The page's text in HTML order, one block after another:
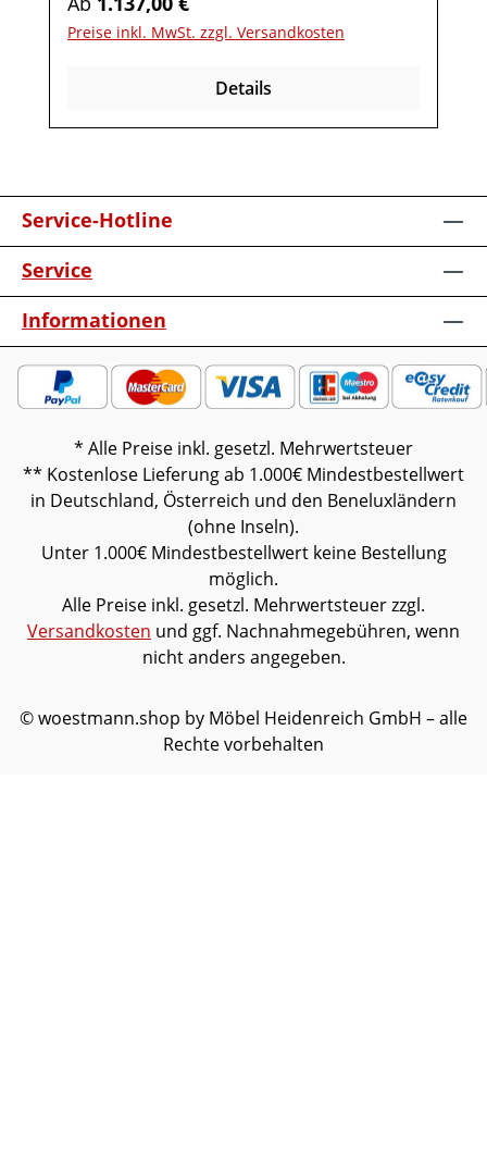
Repeater mit
AufstellerKabelausfräsungUnterboden-
vormontiert (Restmontage kann
enthalten. Abbildung kann abweichen.
Preise inkl. MwSt. zzgl. Versandkosten
Details
Service-Hotline
Service
Informationen
* Alle Preise inkl. gesetzl. Mehrwertsteuer
** Kostenlose Lieferung ab 1.000€ Mindestbestellwert
in Deutschland, Österreich und den Beneluxländern
(ohne Inseln).
Unter 1.000€ Mindestbestellwert keine Bestellung
möglich.
Alle Preise inkl. gesetzl. Mehrwertsteuer zzgl.
Versandkosten und ggf. Nachnahmegebühren, wenn
nicht anders angegeben.
© woestmann.shop by Möbel Heidenreich GmbH – alle
Rechte vorbehalten